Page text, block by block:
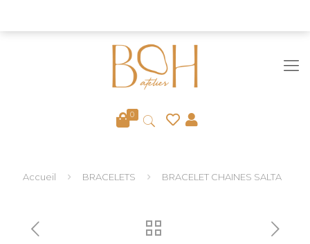
0
Accueil BRACELETS BRACELET CHAINES SALTA